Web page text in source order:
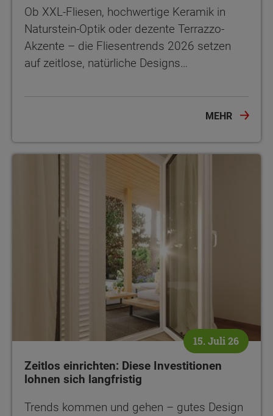
Ob XXL-Fliesen, hochwertige Keramik in
Naturstein-Optik oder dezente Terrazzo-
Akzente – die Fliesentrends 2026 setzen
auf zeitlose, natürliche Designs…
MEHR
15. Juli 26
Zeitlos einrichten: Diese Investitionen
lohnen sich langfristig
Trends kommen und gehen – gutes Design